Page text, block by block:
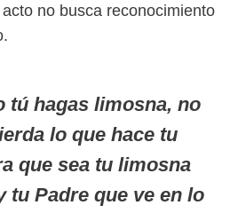
no busca reconocimiento
tú hagas limosna, no
lo que hace tu
que sea tu limosna
tu Padre que ve en lo